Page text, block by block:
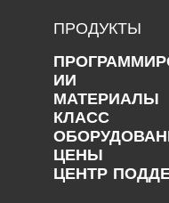
ПРОДУКТЫ
ИИ
МАТЕРИАЛЫ
КЛАСС
ЦЕНЫ
ЦЕНТР